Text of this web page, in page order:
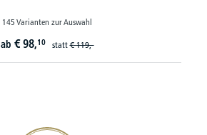
145 Varianten zur Auswahl
ab € 98,10 statt€ 119,-